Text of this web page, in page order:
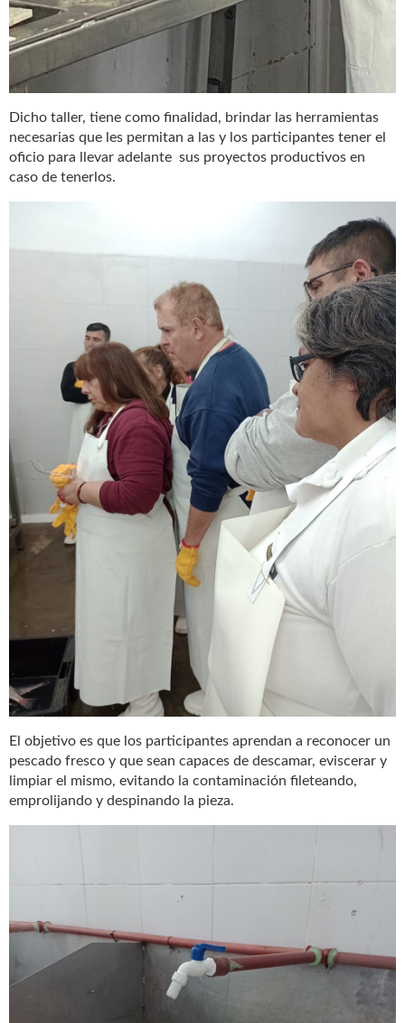
Dicho taller, tiene como finalidad, brindar las herramientas
necesarias que les permitan a las y los participantes tener el
oficio para llevar adelante sus proyectos productivos en
caso de tenerlos.
El objetivo es que los participantes aprendan a reconocer un
pescado fresco y que sean capaces de descamar, eviscerar y
limpiar el mismo, evitando la contaminación fileteando,
emprolijando y despinando la pieza.